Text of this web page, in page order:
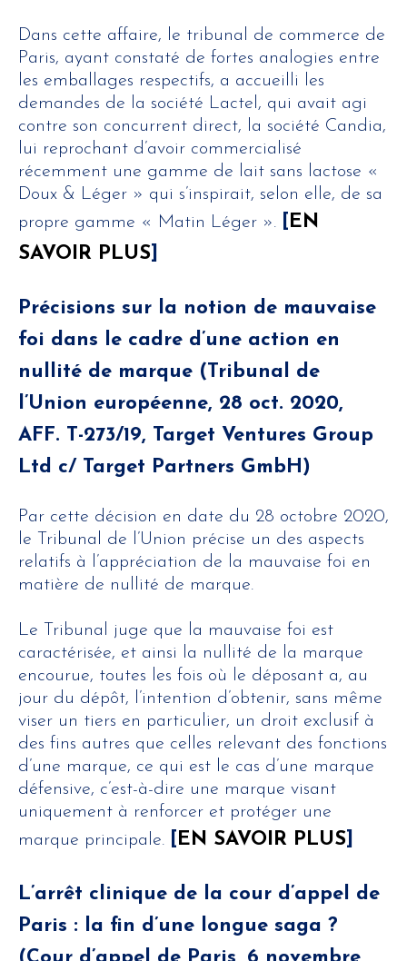
Dans cette affaire, le tribunal de commerce de
Paris, ayant constaté de fortes analogies entre
les emballages respectifs, a accueilli les
demandes de la société Lactel, qui avait agi
contre son concurrent direct, la société Candia,
lui reprochant d’avoir commercialisé
récemment une gamme de lait sans lactose «
Doux & Léger » qui s’inspirait, selon elle, de sa
propre gamme « Matin Léger ». [EN
SAVOIR PLUS]
Précisions sur la notion de mauvaise
foi dans le cadre d’une action en
nullité de marque (Tribunal de
l’Union européenne, 28 oct. 2020,
AFF. T-273/19, Target Ventures Group
Ltd c/ Target Partners GmbH)
Par cette décision en date du 28 octobre 2020,
le Tribunal de l’Union précise un des aspects
relatifs à l’appréciation de la mauvaise foi en
matière de nullité de marque.
Le Tribunal juge que la mauvaise foi est
caractérisée, et ainsi la nullité de la marque
encourue, toutes les fois où le déposant a, au
jour du dépôt, l’intention d’obtenir, sans même
viser un tiers en particulier, un droit exclusif à
des fins autres que celles relevant des fonctions
d’une marque, ce qui est le cas d’une marque
défensive, c’est-à-dire une marque visant
uniquement à renforcer et protéger une
marque principale. [EN SAVOIR PLUS]
L’arrêt clinique de la cour d’appel de
Paris : la fin d’une longue saga ?